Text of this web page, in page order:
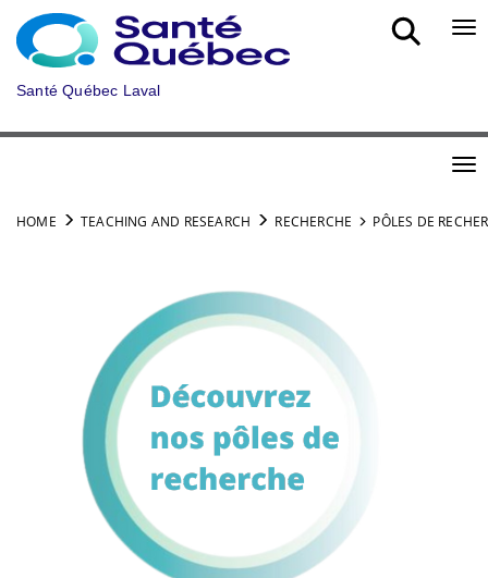
Skip to main content
Santé Québec Laval
HOME TEACHING AND RESEARCH RECHERCHE PÔLES DE